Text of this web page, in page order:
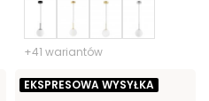
+41 wariantów
EKSPRESOWA WYSYŁKA